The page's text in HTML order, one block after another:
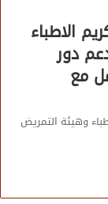
الاطباء
دور
مع
وهيئة التمريض